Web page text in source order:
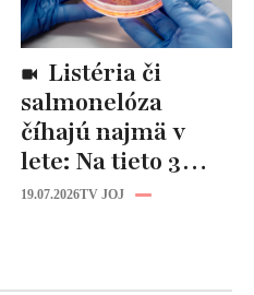
salmonelóza
číhajú najmä v
lete: Na tieto 3
pravidlá pri jedle
19.07.2026TV JOJ